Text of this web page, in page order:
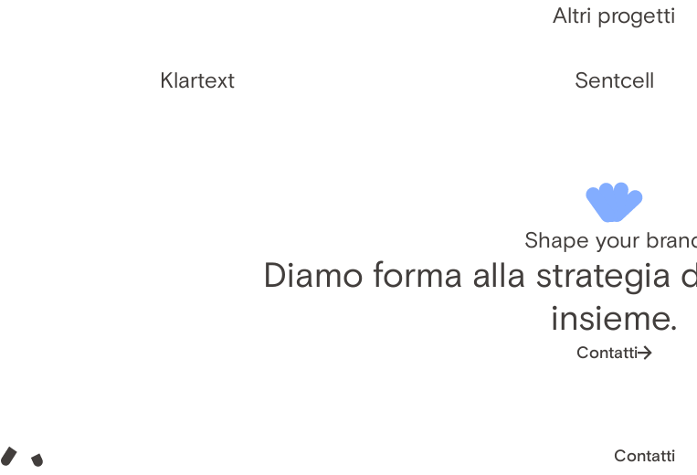
Altri progetti
Klartext Sentcell
Shape your
Diamo forma alla strategia
insieme.
Contatti
Contatti